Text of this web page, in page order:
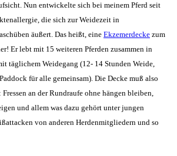
Nun entwickelte sich bei meinem Pferd seit
die sich zur Weidezeit in
äußert. Das heißt, eine Ekzemerdecke zum
Er lebt mit 15 weiteren Pferden zusammen in
täglichem Weidegang (12- 14 Stunden Weide,
für alle gemeinsam). Die Decke muß also
an der Rundraufe ohne hängen bleiben,
und allem was dazu gehört unter jungen
von anderen Herdenmitgliedern und so